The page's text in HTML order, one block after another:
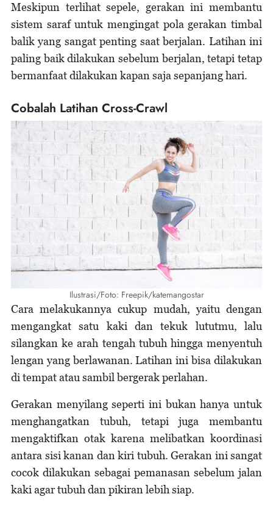
Meskipun terlihat sepele, gerakan ini membantu
sistem saraf untuk mengingat pola gerakan timbal
balik yang sangat penting saat berjalan. Latihan ini
paling baik dilakukan sebelum berjalan, tetapi tetap
bermanfaat dilakukan kapan saja sepanjang hari.
Cobalah Latihan Cross-Crawl
Ilustrasi/Foto: Freepik/katemangostar
Cara melakukannya cukup mudah, yaitu dengan
mengangkat satu kaki dan tekuk lututmu, lalu
silangkan ke arah tengah tubuh hingga menyentuh
lengan yang berlawanan. Latihan ini bisa dilakukan
di tempat atau sambil bergerak perlahan.
Gerakan menyilang seperti ini bukan hanya untuk
menghangatkan tubuh, tetapi juga membantu
mengaktifkan otak karena melibatkan koordinasi
antara sisi kanan dan kiri tubuh. Gerakan ini sangat
cocok dilakukan sebagai pemanasan sebelum jalan
kaki agar tubuh dan pikiran lebih siap.